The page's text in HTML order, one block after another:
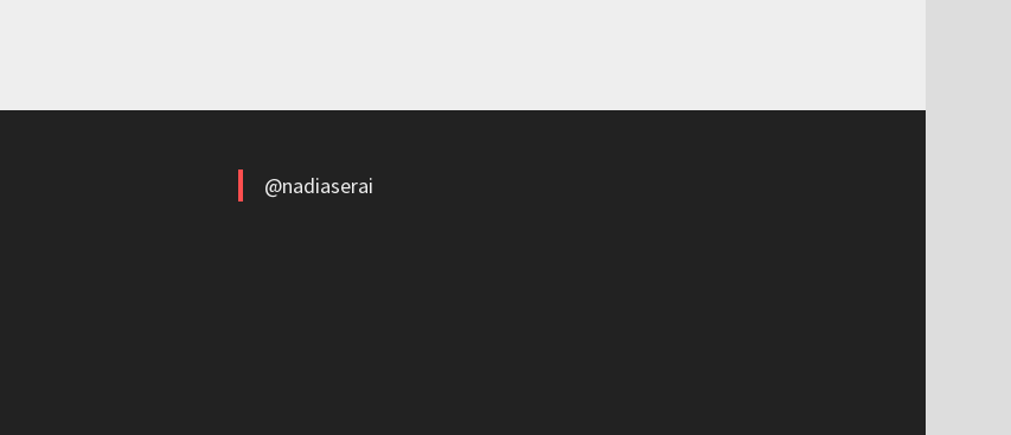
@nadiaserai